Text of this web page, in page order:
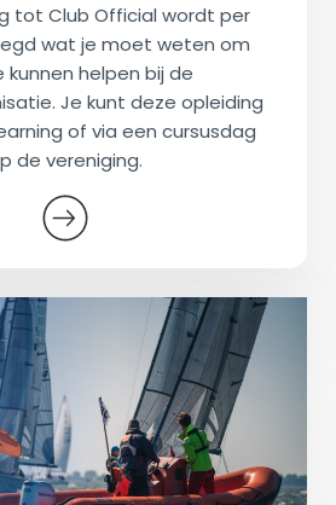
tot Club Official wordt per
wat je moet weten om
helpen bij de
Je kunt deze opleiding
of via een cursusdag
de vereniging.